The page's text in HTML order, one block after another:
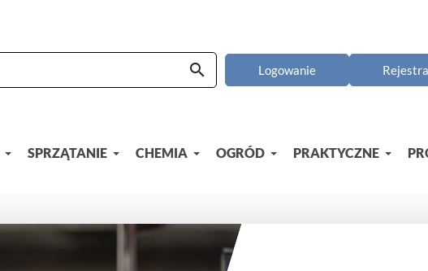
Logowanie
search
SPRZĄTANIE CHEMIA OGRÓD PRAKTYCZNE